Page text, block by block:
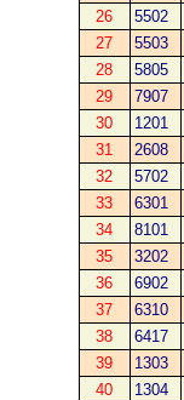
26
5502
27
5503
28
5805
29
7907
30
1201
31
2608
32
5702
33
6301
34
8101
35
3202
36
6902
37
6310
38
6417
39
1303
40
1304